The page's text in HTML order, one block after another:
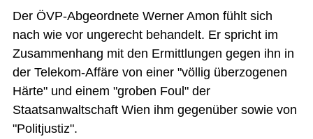
Der ÖVP-Abgeordnete Werner Amon fühlt sich
nach wie vor ungerecht behandelt. Er spricht im
Zusammenhang mit den Ermittlungen gegen ihn in
der Telekom-Affäre von einer "völlig überzogenen
Härte" und einem "groben Foul" der
Staatsanwaltschaft Wien ihm gegenüber sowie von
"Politjustiz".